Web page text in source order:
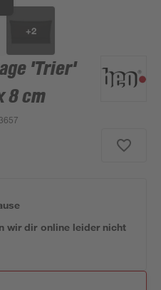
+2
'Trier'
8 cm
wir dir online leider nicht